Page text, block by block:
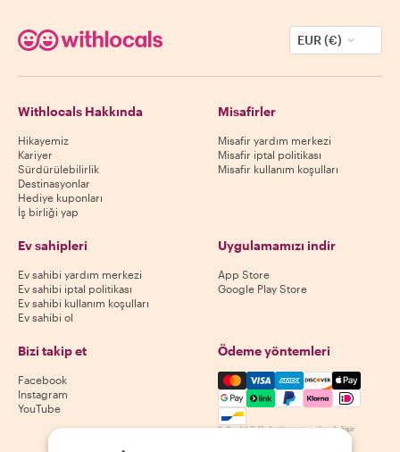
EUR (€)
Withlocals Hakkında
Hikayemiz
Kariyer
Sürdürülebilirlik
Destinasyonlar
Hediye kuponları
İş birliği yap
Misafirler
Misafir yardım merkezi
Misafir iptal politikası
Misafir kullanım koşulları
Ev sahipleri
Ev sahibi yardım merkezi
Ev sahibi iptal politikası
Ev sahibi kullanım koşulları
Ev sahibi ol
Uygulamamızı indir
App Store
Google Play Store
Bizi takip et
Facebook
Instagram
YouTube
Ödeme yöntemleri
Mastercard, Visa, Amex,
Kullanılabilirlik destinasyona göre değişir